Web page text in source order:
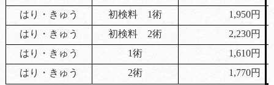
はり・きゅう
初検料 1術 1,950円
はり・きゅう
初検料 2術 2,230円
はり・きゅう
1術 1,610円
はり・きゅう
2術 1,770円